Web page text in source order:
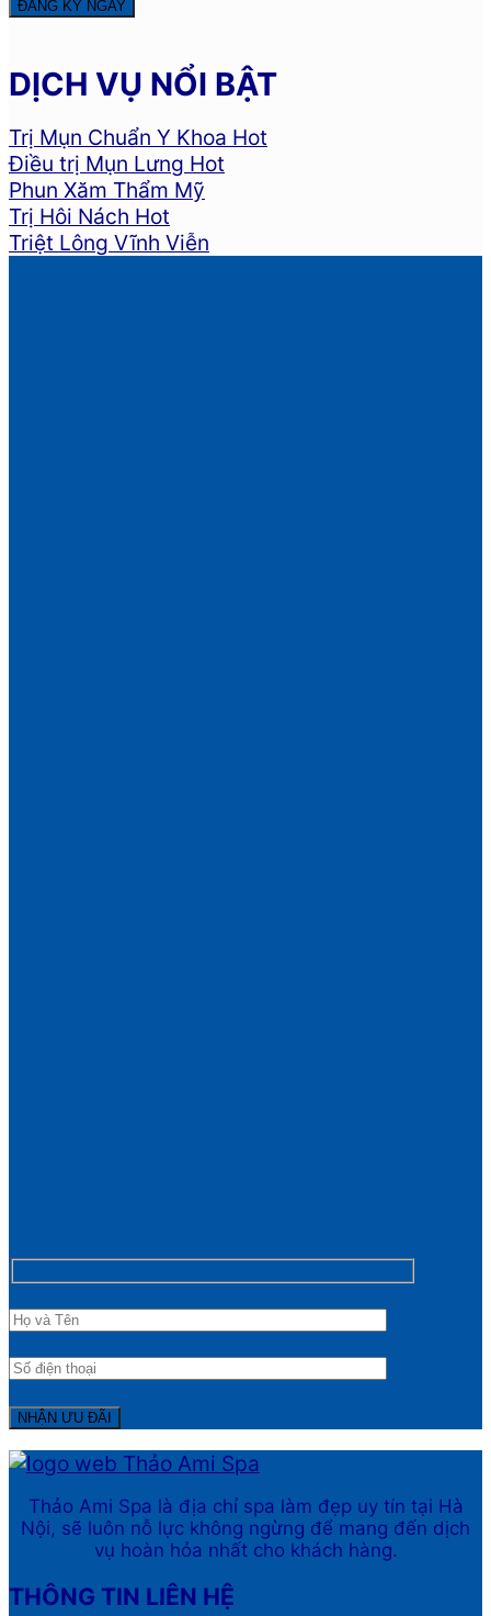
DỊCH VỤ NỔI BẬT
Trị Mụn Chuẩn Y Khoa
Điều trị Mụn Lưng
Phun Xăm Thẩm Mỹ
Trị Hôi Nách
Triệt Lông Vĩnh Viễn
Thảo Ami Spa là địa chỉ spa làm đẹp uy tín tại Hà
Nội, sẽ luôn nỗ lực không ngừng để mang đến dịch
vụ hoàn hỏa nhất cho khách hàng.
THÔNG TIN LIÊN HỆ